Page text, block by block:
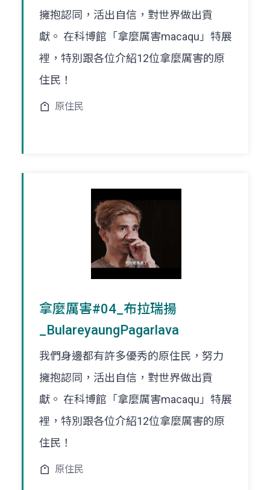
擁抱認同，活出自信，對世界做出貢
獻。 在科博館「拿麼厲害macaqu」特展
裡，特別跟各位介紹12位拿麼厲害的原
住民！
原住民
拿麼厲害#04_布拉瑞揚
_BulareyaungPagarlava
我們身邊都有許多優秀的原住民，努力
擁抱認同，活出自信，對世界做出貢
獻。 在科博館「拿麼厲害macaqu」特展
裡，特別跟各位介紹12位拿麼厲害的原
住民！
原住民